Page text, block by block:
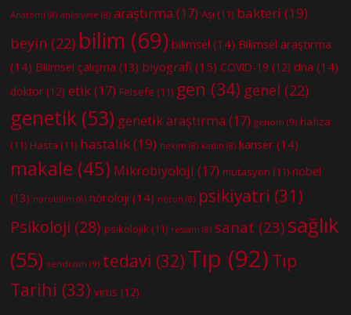
Anatomi (8) anksiyete (8) araştırma (17) Aşı (11) bakteri (19)
beyin (22) bilim (69) bilimsel (14) Bilimsel araştırma
(14) Bilimsel çalışma (13) biyografi (15) COVID-19 (12) dna (14)
doktor (12) etik(17) Felsefe (11) gen (34) genel (22)
genetik (53) genetik araştırma (17) genom (9) hafıza
(11) Hasta (11) hastalık(19) hekim (8) kadın (8) kanser (14)
makale (45) Mikrobiyoloji (17) mutasyon (11) nobel
(13) nörobilim (8) nöroloji (14) nöron (8) psikiyatri (31)
Psikoloji (28) psikolojik (11) ressam (8) sanat (23) sağlık
(55) sendrom (9) tedavi (32) Tıp (92) Tıp
Tarihi (33) virüs (12)